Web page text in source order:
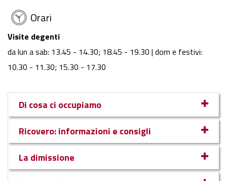
Orari
Visite degenti
da lun a sab: 13.45 - 14.30; 18.45 - 19.30 | dom e festivi:
10.30 - 11.30; 15.30 - 17.30
Di cosa ci occupiamo
Ricovero: informazioni e consigli
La dimissione